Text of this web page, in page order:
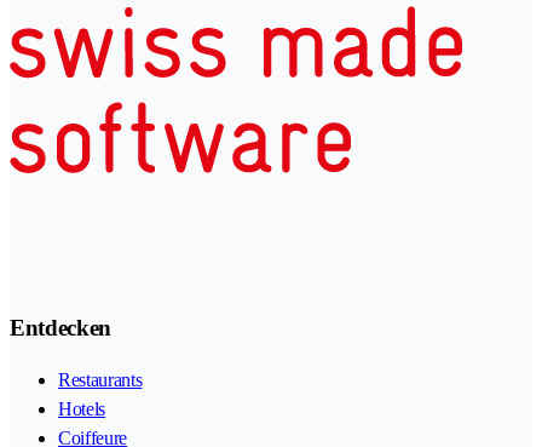
Entdecken
Restaurants
Hotels
Coiffeure